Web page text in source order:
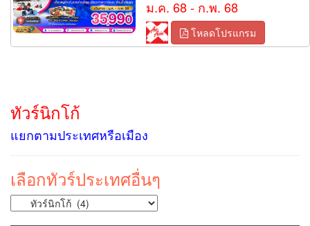
ม.ค. 68 - ก.พ. 68
โหลดโปรแกรม
ทัวร์นิกโก้
แยกตามประเทศหรือเมือง
เลือกทัวร์ประเทศอื่นๆ